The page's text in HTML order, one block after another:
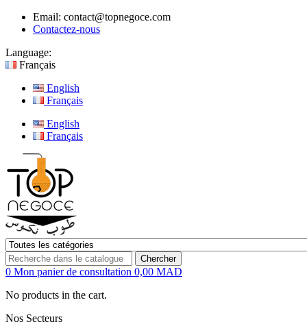
Email: contact@topnegoce.com
Contactez-nous
Language:
Français
English
Français
English
Français
Chercher
0 Mon panier de consultation 0,00 MAD
No products in the cart.
Nos Secteurs